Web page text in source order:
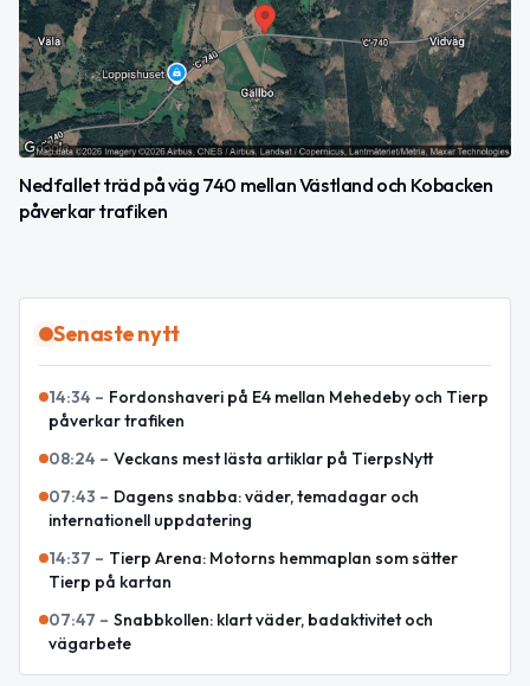
Nedfallet träd på väg 740 mellan Västland och Kobacken
påverkar trafiken
Senaste nytt
14:34 – Fordonshaveri på E4 mellan Mehedeby och Tierp
påverkar trafiken
08:24 – Veckans mest lästa artiklar på TierpsNytt
07:43 – Dagens snabba: väder, temadagar och
internationell uppdatering
14:37 – Tierp Arena: Motorns hemmaplan som sätter
Tierp på kartan
07:47 – Snabbkollen: klart väder, badaktivitet och
vägarbete